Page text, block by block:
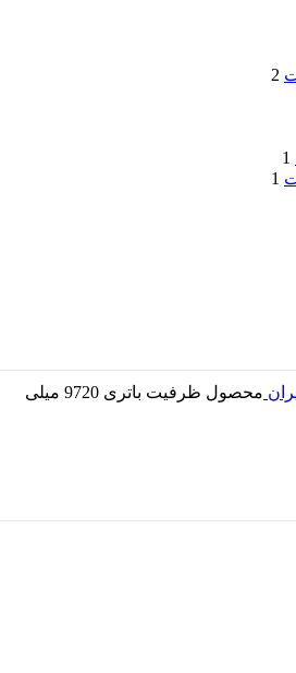
2
1
1
محصول ظرفیت باتری
9720 میلی